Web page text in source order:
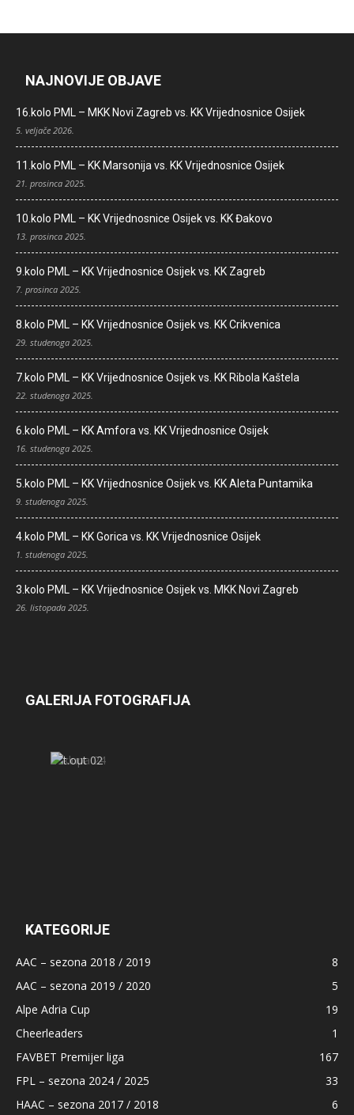
NAJNOVIJE OBJAVE
16.kolo PML – MKK Novi Zagreb vs. KK Vrijednosnice Osijek
5. veljače 2026.
11.kolo PML – KK Marsonija vs. KK Vrijednosnice Osijek
21. prosinca 2025.
10.kolo PML – KK Vrijednosnice Osijek vs. KK Đakovo
13. prosinca 2025.
9.kolo PML – KK Vrijednosnice Osijek vs. KK Zagreb
7. prosinca 2025.
8.kolo PML – KK Vrijednosnice Osijek vs. KK Crikvenica
29. studenoga 2025.
7.kolo PML – KK Vrijednosnice Osijek vs. KK Ribola Kaštela
22. studenoga 2025.
6.kolo PML – KK Amfora vs. KK Vrijednosnice Osijek
16. studenoga 2025.
5.kolo PML – KK Vrijednosnice Osijek vs. KK Aleta Puntamika
9. studenoga 2025.
4.kolo PML – KK Gorica vs. KK Vrijednosnice Osijek
1. studenoga 2025.
3.kolo PML – KK Vrijednosnice Osijek vs. MKK Novi Zagreb
26. listopada 2025.
GALERIJA FOTOGRAFIJA
KATEGORIJE
AAC – sezona 2018 / 2019
8
AAC – sezona 2019 / 2020
5
Alpe Adria Cup
19
Cheerleaders
1
FAVBET Premijer liga
167
FPL – sezona 2024 / 2025
33
HAAC – sezona 2017 / 2018
6